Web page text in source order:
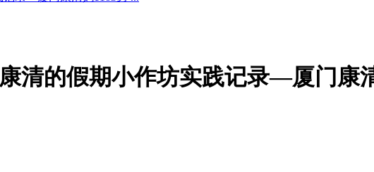
清的假期小作坊实践记录—厦门康